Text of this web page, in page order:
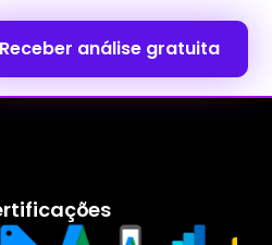
Receber análise gratuita